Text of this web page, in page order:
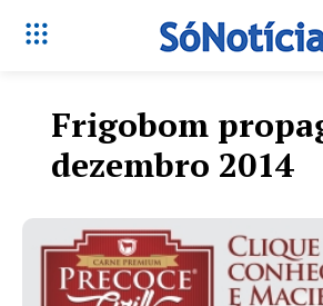
Frigobom
dezembro 2014